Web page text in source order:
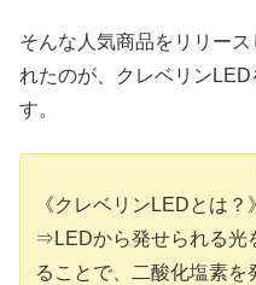
そんな人気商品をリリー
れたのが、クレベリン
す。
《クレベリンLEDとは？》
⇒LEDから発せられる光
ることで、二酸化塩素